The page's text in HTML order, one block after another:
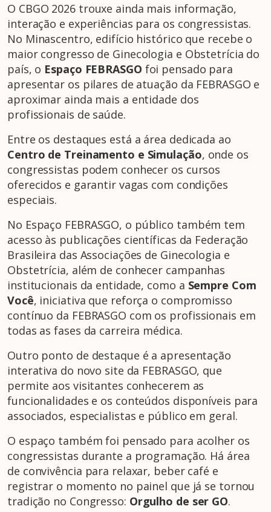
O CBGO 2026 trouxe ainda mais informação,
interação e experiências para os congressistas.
No Minascentro, edifício histórico que recebe o
maior congresso de Ginecologia e Obstetrícia do
país, o Espaço FEBRASGO foi pensado para
apresentar os pilares de atuação da FEBRASGO e
aproximar ainda mais a entidade dos
profissionais de saúde.
Entre os destaques está a área dedicada ao
Centro de Treinamento e Simulação, onde os
congressistas podem conhecer os cursos
oferecidos e garantir vagas com condições
especiais.
No Espaço FEBRASGO, o público também tem
acesso às publicações científicas da Federação
Brasileira das Associações de Ginecologia e
Obstetrícia, além de conhecer campanhas
institucionais da entidade, como a Sempre Com
Você, iniciativa que reforça o compromisso
contínuo da FEBRASGO com os profissionais em
todas as fases da carreira médica.
Outro ponto de destaque é a apresentação
interativa do novo site da FEBRASGO, que
permite aos visitantes conhecerem as
funcionalidades e os conteúdos disponíveis para
associados, especialistas e público em geral.
O espaço também foi pensado para acolher os
congressistas durante a programação. Há área
de convivência para relaxar, beber café e
registrar o momento no painel que já se tornou
tradição no Congresso: Orgulho de ser GO.